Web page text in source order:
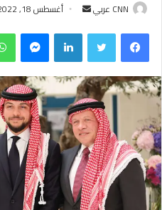
CNN عربي
ل
ب
ر
ي
د
ا
إ
ل
ك
أغسطس 18, 2022
فيسبوك لينكدإن